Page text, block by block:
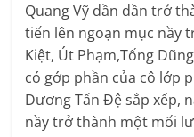
Quang Vỹ dần dần trở
tiến lên ngoạn mục nầy
Kiệt, Út Phạm,Tống
có gớp phần của cô lớp
Dương Tấn Đệ sắp xếp,
nầy trở thành một mối